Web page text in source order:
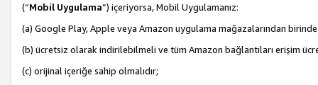
(“Mobil Uygulama”) içeriyorsa, Mobil Uygulamanız:
(a) Google Play, Apple veya Amazon uygulama mağazalarından birinde
(b) ücretsiz olarak indirilebilmeli ve tüm Amazon bağlantıları erişim
(c) orijinal içeriğe sahip olmalıdır;